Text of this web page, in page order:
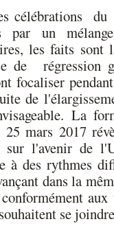
célébrations du
par un
les faits sont
de régression
focaliser
de
La
25 mars 2017
sur l'avenir de
à des rythmes
dans la
se